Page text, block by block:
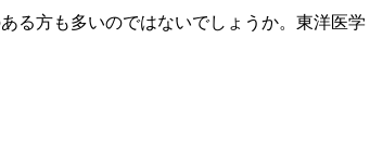
る方も多いのではないでしょうか。東洋医学